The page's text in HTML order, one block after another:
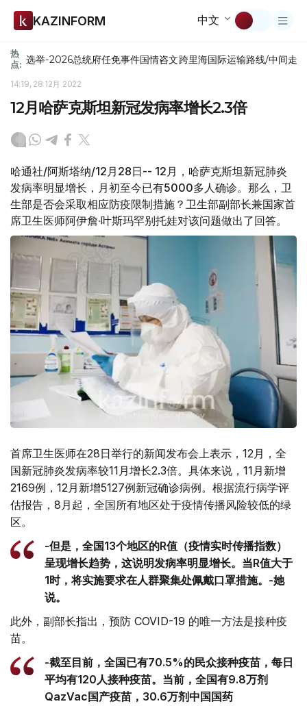
KAZINFORM 中文
热
点: 选举-2026总统府任免事件国情咨文跨里海国际运输路线/中间走廊
14:19, 28 12月 2022
12月哈萨克斯坦新冠发病率增长2.3倍
哈通社/阿斯塔纳/12月28日-- 12月，哈萨克斯坦新冠肺炎
发病率明显增长，月初至今已有5000多人确诊。那么，卫
生部是否会采取相应防疫限制措施？卫生部副部长兼国家首
席卫生医师阿伊詹·叶斯玛罕别托娃对该问题做出了回答。
首席卫生医师在28日举行的新闻发布会上表示，12月，全
国新冠肺炎发病率较11月增长2.3倍。具体来说，11月新增
2169例，12月新增5127例新冠确诊病例。根据流行病学评
估报告，8月起，全国所有地区处于疫情传播风险较低的绿
区。
-但是，全国13个地区的R值（疫情实时传播指数）
呈现增长趋势，这说明发病率明显增长。当R值大于
1时，将实施要求在人群聚集处佩戴口罩措施。-她
说。
此外，副部长指出，预防 COVID-19 的唯一方法是接种疫
苗。
-截至目前，全国已有70.5%的民众接种疫苗，每日
平均有120人接种疫苗。当前，全国有9.8万剂
QazVac国产疫苗，30.6万剂中国国药